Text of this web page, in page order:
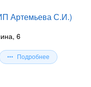
Артемьева С.И.)
6
Подробнее